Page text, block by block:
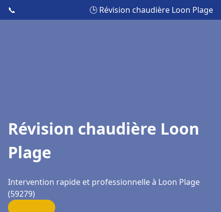
📞 🕒 Révision chaudière Loon Plage
Révision chaudière Loon
Plage
Intervention rapide et professionnelle à Loon Plage
(59279)